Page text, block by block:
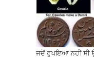
ਜਦੋਂ ਰੁਪਇਆ ਨਹੀਂ ਸੀ